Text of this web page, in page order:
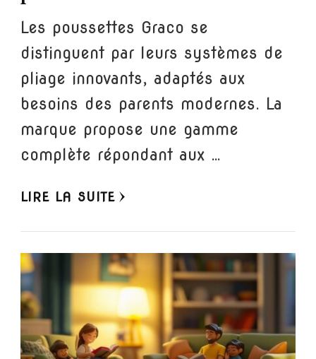
Les poussettes Graco se
distinguent par leurs systèmes de
pliage innovants, adaptés aux
besoins des parents modernes. La
marque propose une gamme
complète répondant aux …
LIRE LA SUITE